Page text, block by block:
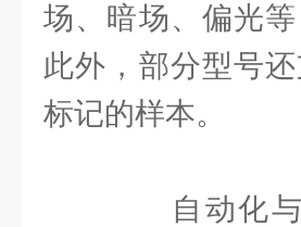
场、暗场、偏光
此外，部分型号
标记的样本。
自动化与